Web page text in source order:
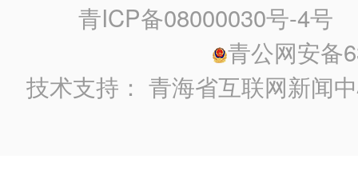
青ICP备08000030号-4号
青公网安备
技术支持：青海省互联网新闻